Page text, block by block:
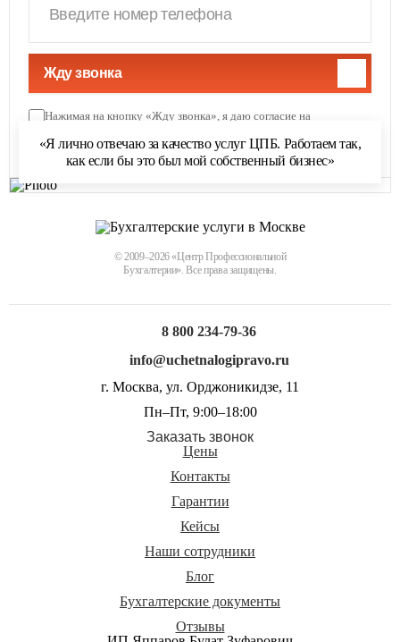
Жду звонка
Нажимая на кнопку «Жду звонка», я даю согласие на
политикой обработки персональных данных
«Я лично отвечаю за качество услуг ЦПБ. Работаем так,
как если бы это был мой собственный бизнес»
© 2009–2026 «Центр Профессиональной
Бухгалтерии». Все права защищены.
Цены
Контакты
Гарантии
Кейсы
Наши сотрудники
Блог
Бухгалтерские документы
Отзывы
8 800 234-79-36
info@uchetnalogipravo.ru
г. Москва, ул. Орджоникидзе, 11
Пн–Пт, 9:00–18:00
Заказать звонок